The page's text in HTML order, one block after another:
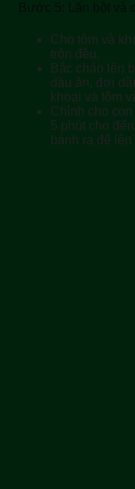
Bước 5: Lăn bột và
Cho tôm và
trộn đều.
Bắc chảo lên
dầu ăn, đợi
khoai và tôm
Chỉnh cho
5 phút cho
bánh ra để